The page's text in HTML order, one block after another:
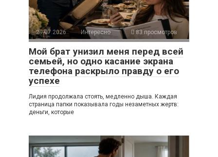
29.07.2026 Интересно 83 просмотров
Мой брат унизил меня перед всей
семьей, но одно касание экрана
телефона раскрыло правду о его
успехе
Лидия продолжала стоять, медленно дыша. Каждая
страница папки показывала годы незаметных жертв:
деньги, которые